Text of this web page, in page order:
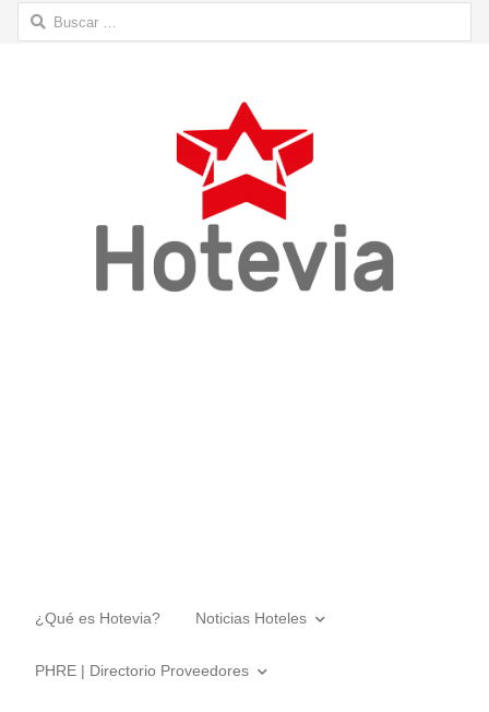
Buscar:
¿Qué es Hotevia? Noticias Hoteles
PHRE | Directorio Proveedores